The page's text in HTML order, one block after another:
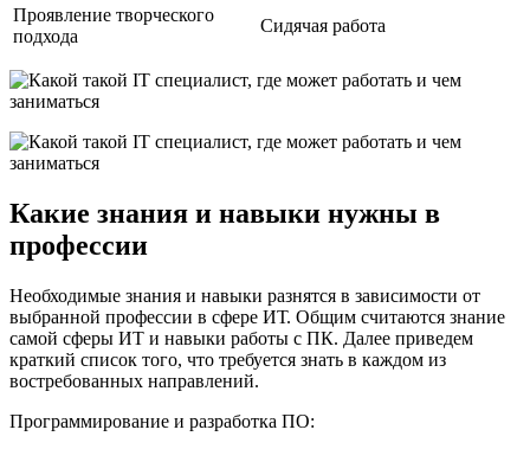
Проявление творческого
подхода
Сидячая работа
Какие знания и навыки нужны в
профессии
Необходимые знания и навыки разнятся в зависимости от
выбранной профессии в сфере ИТ. Общим считаются знание
самой сферы ИТ и навыки работы с ПК. Далее приведем
краткий список того, что требуется знать в каждом из
востребованных направлений.
Программирование и разработка ПО: